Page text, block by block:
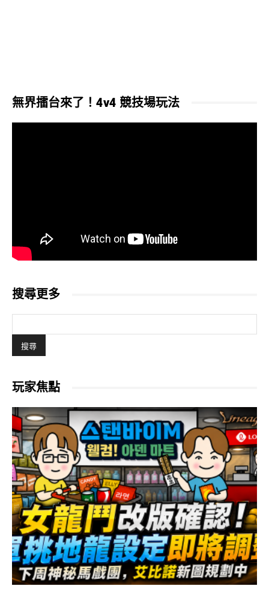
無界擂台來了！4v4 競技場玩法
搜尋更多
玩家焦點